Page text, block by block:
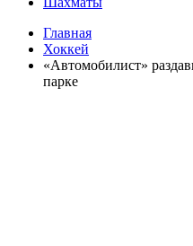
Главная
Хоккей
«Автомобилист»
парке